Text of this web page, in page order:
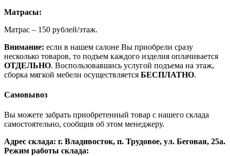
Матрасы:
Матрас – 150 рублей/этаж.
Внимание: если в нашем салоне Вы приобрели сразу
несколько товаров, то подъем каждого изделия оплачивается
ОТДЕЛЬНО. Воспользовавшись услугой подъема на этаж,
сборка мягкой мебели осуществляется БЕСПЛАТНО.
Самовывоз
Вы можете забрать приобретенный товар с нашего склада
самостоятельно, сообщив об этом менеджеру.
Адрес склада: г. Владивосток, п. Трудовое, ул. Беговая, 25а.
Режим работы склада: